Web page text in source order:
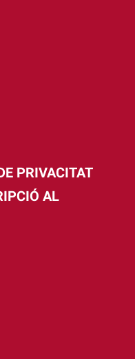
PRIVACITAT
AL